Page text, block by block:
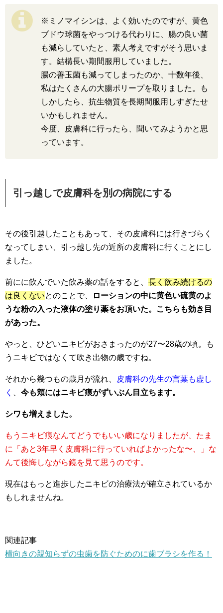
※ミノマイシンは、よく効いたのですが、黄色
ブドウ球菌をやっつける代わりに、腸の良い菌
も減らしていたと、素人考えですがそう思いま
す。結構長い期間服用していました。
腸の善玉菌も減ってしまったのか、十数年後、
私はたくさんの大腸ポリープを取りました。も
しかしたら、抗生物質を長期間服用しすぎたせ
いかもしれません。
今度、皮膚科に行ったら、聞いてみようかと思
っています。
引っ越しで皮膚科を別の病院にする
その後引越したこともあって、その皮膚科には行きづらく
なってしまい、引っ越し先の近所の皮膚科に行くことにし
ました。
前にに飲んでいた飲み薬の話をすると、 長く飲み続けるの
は良くないとのことで、
ローションの中に黄色い硫黄のよ
うな粉の入った液体の塗り薬をお頂いた。こちらも効き目
があった。
やっと、ひどいニキビがおさまったのが27〜28歳の頃。も
うニキビではなくて吹き出物の歳ですね。
それから幾つもの歳月が流れ、
皮膚科の先生の言葉も虚し
く
今も頬にはニキビ痕がずいぶん目立ちます。
シワも増えました。
もうニキビ痕なんてどうでもいい歳になりましたが、たま
に「あと3年早く皮膚科に行っていればよかったな〜、」な
んて後悔しながら鏡を見て思うのです。
現在はもっと進歩したニキビの治療法が確立されているか
もしれませんね。
関連記事
横向きの親知らずの虫歯を防ぐためのに歯ブラシを作る！